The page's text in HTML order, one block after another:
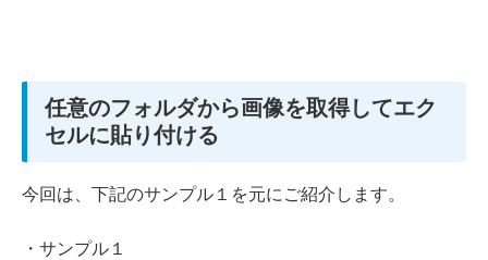
任意のフォルダから画像を取得してエク
セルに貼り付ける
今回は、下記のサンプル１を元にご紹介します。
・サンプル１